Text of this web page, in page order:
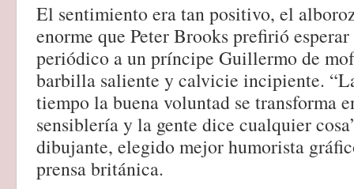
El sentimiento era tan positivo, el
enorme que Peter Brooks prefirió
periódico a un príncipe Guillermo de
barbilla saliente y calvicie incipiente.
tiempo la buena voluntad se transforma
sensiblería y la gente dice cualquier
dibujante, elegido mejor humorista
prensa británica.